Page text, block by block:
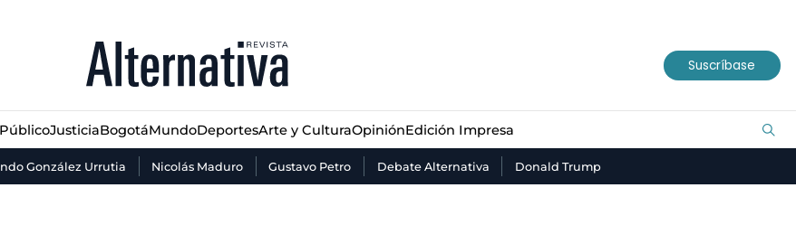
Suscríbase
JusticiaBogotáMundoDeportesArte y CulturaOpiniónEdición Impresa
González Urrutia Nicolás Maduro Gustavo Petro Debate Alternativa Donald Trump
JusticiaBogotáMundo Deportes Arte y Cultura